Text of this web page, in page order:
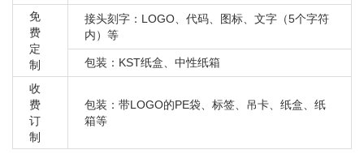
奥迪 S5
奥迪 A5
奥迪 A6 C5
奥迪 A6 C6
奥迪 A6L A7
奥迪 A6L C7
奥迪 A7
免
费
定
制
接头刻字：LOGO、代码、图标、文字（5个字符
内）等
包装：KST纸盒、中性纸箱
收
费
订
制
包装：带LOGO的PE袋、标签、吊卡、纸盒、纸
箱等